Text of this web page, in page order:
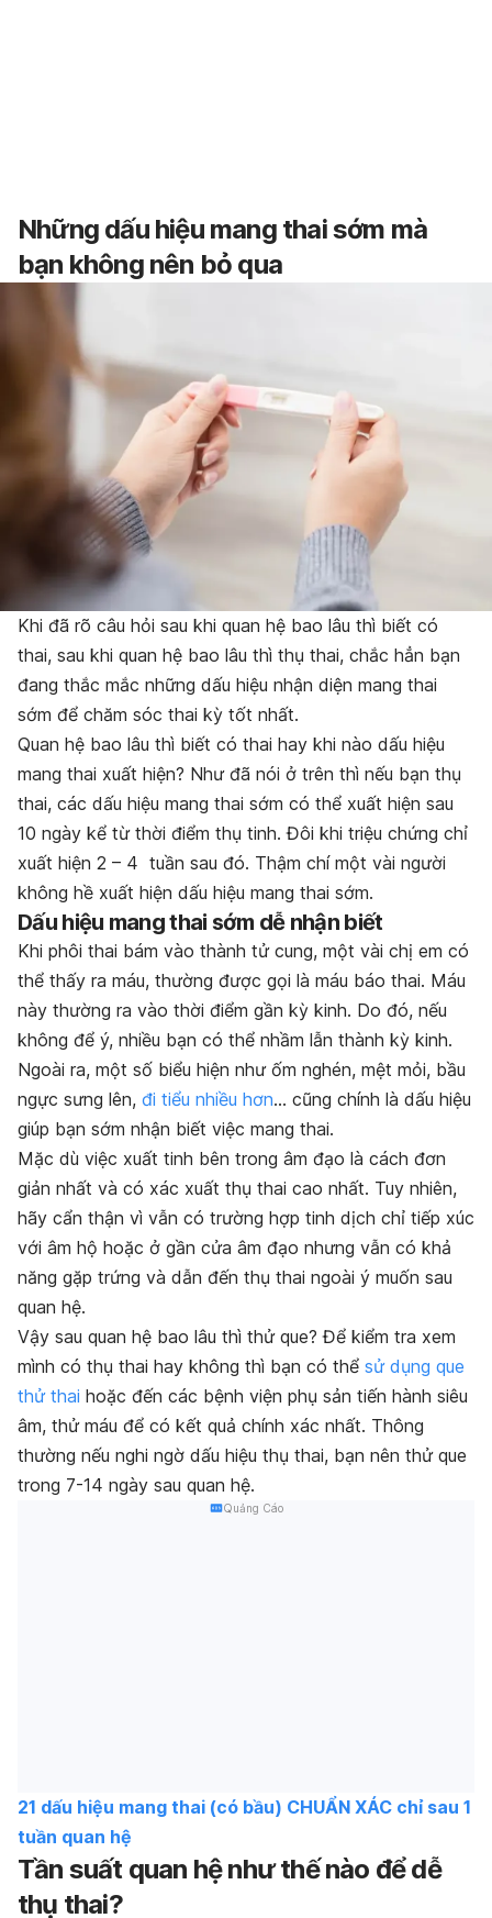
Những dấu hiệu mang thai sớm mà
bạn không nên bỏ qua
Khi đã rõ câu hỏi sau khi quan hệ bao lâu thì biết có
thai, sau khi quan hệ bao lâu thì thụ thai, chắc hẳn bạn
đang thắc mắc những dấu hiệu nhận diện mang thai
sớm để chăm sóc thai kỳ tốt nhất.
Quan hệ bao lâu thì biết có thai hay khi nào dấu hiệu
mang thai xuất hiện? Như đã nói ở trên thì nếu bạn thụ
thai, các dấu hiệu mang thai sớm có thể xuất hiện sau
10 ngày kể từ thời điểm thụ tinh. Đôi khi triệu chứng chỉ
xuất hiện 2 – 4 tuần sau đó. Thậm chí một vài người
không hề xuất hiện dấu hiệu mang thai sớm.
Dấu hiệu mang thai sớm dễ nhận biết
Khi phôi thai bám vào thành tử cung, một vài chị em có
thể thấy ra máu, thường được gọi là máu báo thai. Máu
này thường ra vào thời điểm gần kỳ kinh. Do đó, nếu
không để ý, nhiều bạn có thể nhầm lẫn thành kỳ kinh.
Ngoài ra, một số biểu hiện như ốm nghén, mệt mỏi, bầu
ngực sưng lên, đi tiểu nhiều hơn… cũng chính là dấu hiệu
giúp bạn sớm nhận biết việc mang thai.
Mặc dù việc xuất tinh bên trong âm đạo là cách đơn
giản nhất và có xác xuất thụ thai cao nhất. Tuy nhiên,
hãy cẩn thận vì vẫn có trường hợp tinh dịch chỉ tiếp xúc
với âm hộ hoặc ở gần cửa âm đạo nhưng vẫn có khả
năng gặp trứng và dẫn đến thụ thai ngoài ý muốn sau
quan hệ.
Vậy sau quan hệ bao lâu thì thử que? Để kiểm tra xem
mình có thụ thai hay không thì bạn có thể sử dụng que
thử thai hoặc đến các bệnh viện phụ sản tiến hành siêu
âm, thử máu để có kết quả chính xác nhất. Thông
thường nếu nghi ngờ dấu hiệu thụ thai, bạn nên thử que
trong 7-14 ngày sau quan hệ.
Quảng Cáo
21 dấu hiệu mang thai (có bầu) CHUẨN XÁC chỉ sau 1
tuần quan hệ
Tần suất quan hệ như thế nào để dễ
thụ thai?